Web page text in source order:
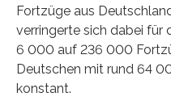
Fortzüge aus
verringerte sich dabei für
6 000 auf 236 000
Deutschen mit rund 64
konstant.